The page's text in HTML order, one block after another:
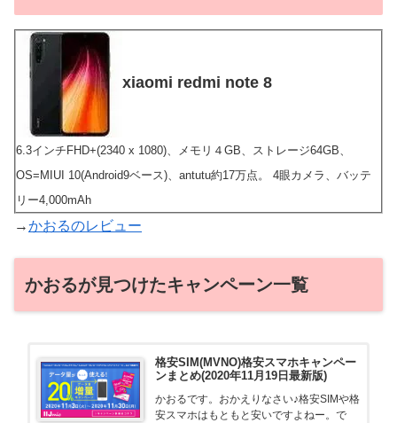
xiaomi redmi note 8
6.3インチFHD+(2340 x 1080)、メモリ４GB、ストレージ64GB、
OS=MIUI 10(Android9ベース)、antutu約17万点。 4眼カメラ、バッテ
リー4,000mAh
→かおるのレビュー
かおるが見つけたキャンペーン一覧
格安SIM(MVNO)格安スマホキャンペー
ンまとめ(2020年11月19日最新版)
かおるです。おかえりなさい♪格安SIMや格
安スマホはもともと安いですよねー。で